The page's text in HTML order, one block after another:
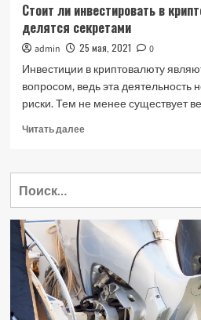
Стоит ли инвестировать в
делятся секретами
admin 25 мая, 2021
0
Инвестиции в криптовалюту
вопросом, ведь эта деятельность
риски. Тем не менее существует
Читать далееПрочитать
Стоит
криптовалюту:
эксперты
делятся
секретами